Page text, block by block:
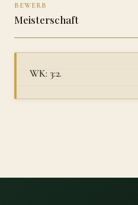
BEWERB
Meisterschaft
WK: 3:2.